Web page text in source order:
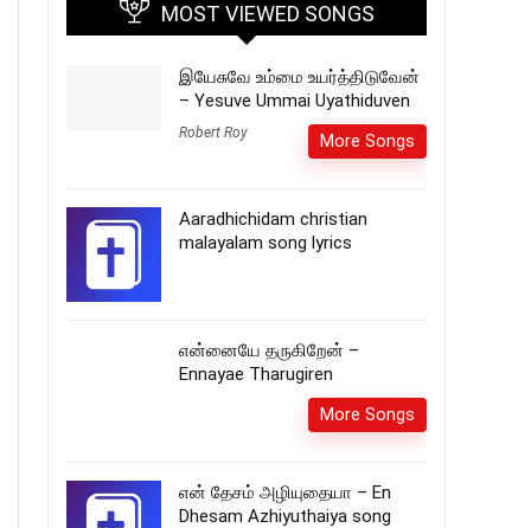
MOST VIEWED SONGS
இயேசுவே உம்மை உயர்த்திடுவேன்
– Yesuve Ummai Uyathiduven
Robert Roy More Songs
Aaradhichidam christian
malayalam song lyrics
என்னையே தருகிறேன் –
Ennayae Tharugiren
More Songs
என் தேசம் அழியுதையா – En
Dhesam Azhiyuthaiya song